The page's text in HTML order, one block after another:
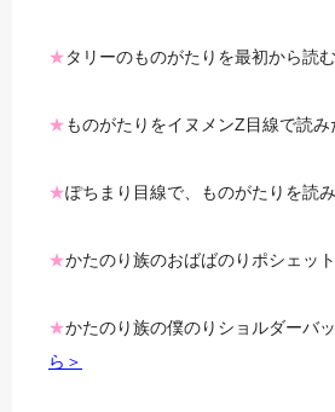
★タリーのものがたりを最初から読
★ものがたりをイヌメンZ目線で読み
★ぽちまり目線で、ものがたりを読
★かたのり族のおばばのりポシェッ
★かたのり族の僕のりショルダーバ
ら＞